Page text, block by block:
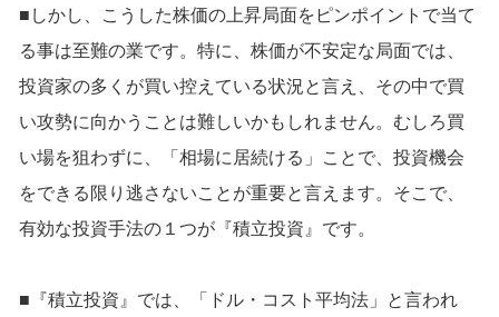
■しかし、こうした株価の上昇局面をピンポイントで当て
る事は至難の業です。特に、株価が不安定な局面では、
投資家の多くが買い控えている状況と言え、その中で買
い攻勢に向かうことは難しいかもしれません。むしろ買
い場を狙わずに、「相場に居続ける」ことで、投資機会
をできる限り逃さないことが重要と言えます。そこで、
有効な投資手法の１つが『積立投資』です。
■『積立投資』では、「ドル・コスト平均法」と言われ